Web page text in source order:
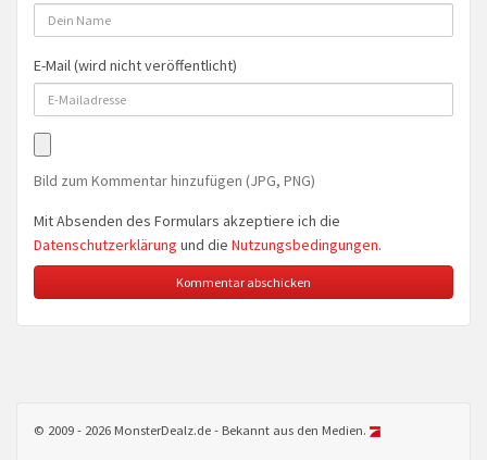
E-Mail (wird nicht veröffentlicht)
Bild zum Kommentar hinzufügen (JPG, PNG)
Mit Absenden des Formulars akzeptiere ich die
Datenschutzerklärung und die Nutzungsbedingungen.
© 2009 - 2026 MonsterDealz.de - Bekannt aus den Medien.